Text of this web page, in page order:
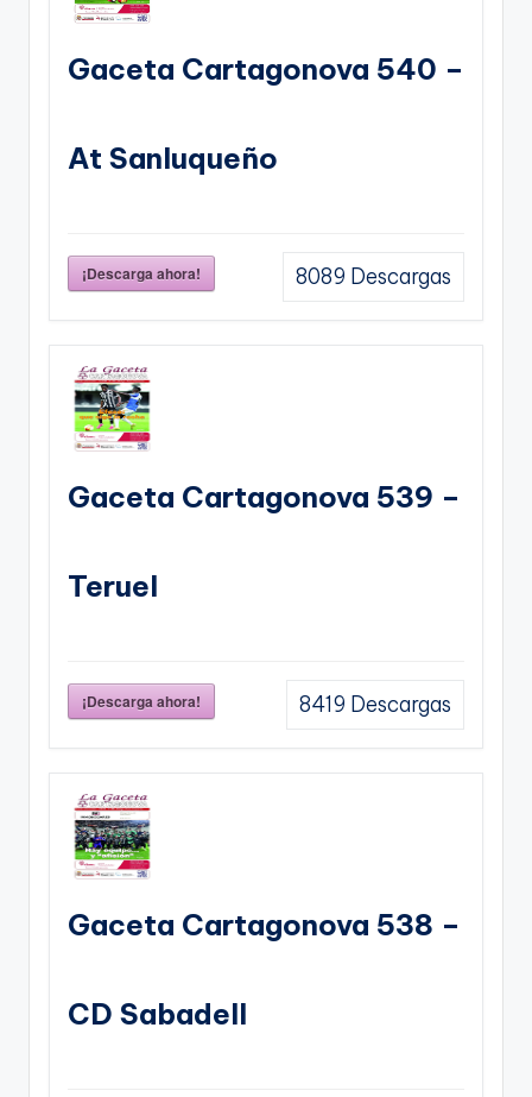
Gaceta Cartagonova 540 –
At Sanluqueño
¡Descarga ahora! 8089 Descargas
Gaceta Cartagonova 539 –
Teruel
¡Descarga ahora! 8419 Descargas
Gaceta Cartagonova 538 –
CD Sabadell